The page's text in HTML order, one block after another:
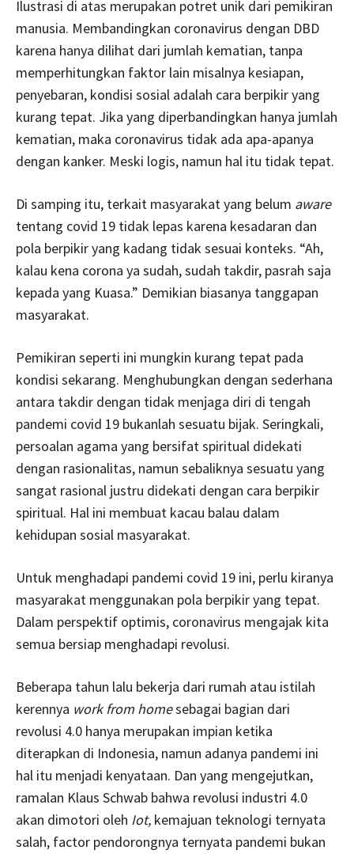
Ilustrasi di atas merupakan potret unik dari pemikiran
manusia. Membandingkan coronavirus dengan DBD
karena hanya dilihat dari jumlah kematian, tanpa
memperhitungkan faktor lain misalnya kesiapan,
penyebaran, kondisi sosial adalah cara berpikir yang
kurang tepat. Jika yang diperbandingkan hanya jumlah
kematian, maka coronavirus tidak ada apa-apanya
dengan kanker. Meski logis, namun hal itu tidak tepat.
Di samping itu, terkait masyarakat yang belum aware
tentang covid 19 tidak lepas karena kesadaran dan
pola berpikir yang kadang tidak sesuai konteks. “Ah,
kalau kena corona ya sudah, sudah takdir, pasrah saja
kepada yang Kuasa.” Demikian biasanya tanggapan
masyarakat.
Pemikiran seperti ini mungkin kurang tepat pada
kondisi sekarang. Menghubungkan dengan sederhana
antara takdir dengan tidak menjaga diri di tengah
pandemi covid 19 bukanlah sesuatu bijak. Seringkali,
persoalan agama yang bersifat spiritual didekati
dengan rasionalitas, namun sebaliknya sesuatu yang
sangat rasional justru didekati dengan cara berpikir
spiritual. Hal ini membuat kacau balau dalam
kehidupan sosial masyarakat.
Untuk menghadapi pandemi covid 19 ini, perlu kiranya
masyarakat menggunakan pola berpikir yang tepat.
Dalam perspektif optimis, coronavirus mengajak kita
semua bersiap menghadapi revolusi.
Beberapa tahun lalu bekerja dari rumah atau istilah
kerennya work from homesebagai bagian dari
revolusi 4.0 hanya merupakan impian ketika
diterapkan di Indonesia, namun adanya pandemi ini
hal itu menjadi kenyataan. Dan yang mengejutkan,
ramalan Klaus Schwab bahwa revolusi industri 4.0
akan dimotori oleh Iot, kemajuan teknologi ternyata
salah, factor pendorongnya ternyata pandemi bukan